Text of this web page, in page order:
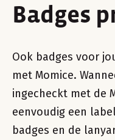
Badges
Ook badges voor
met Momice.
ingecheckt met de
eenvoudig een
badges en de